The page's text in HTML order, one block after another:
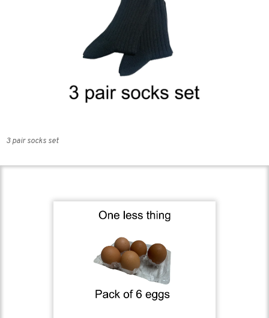
3 pair socks set